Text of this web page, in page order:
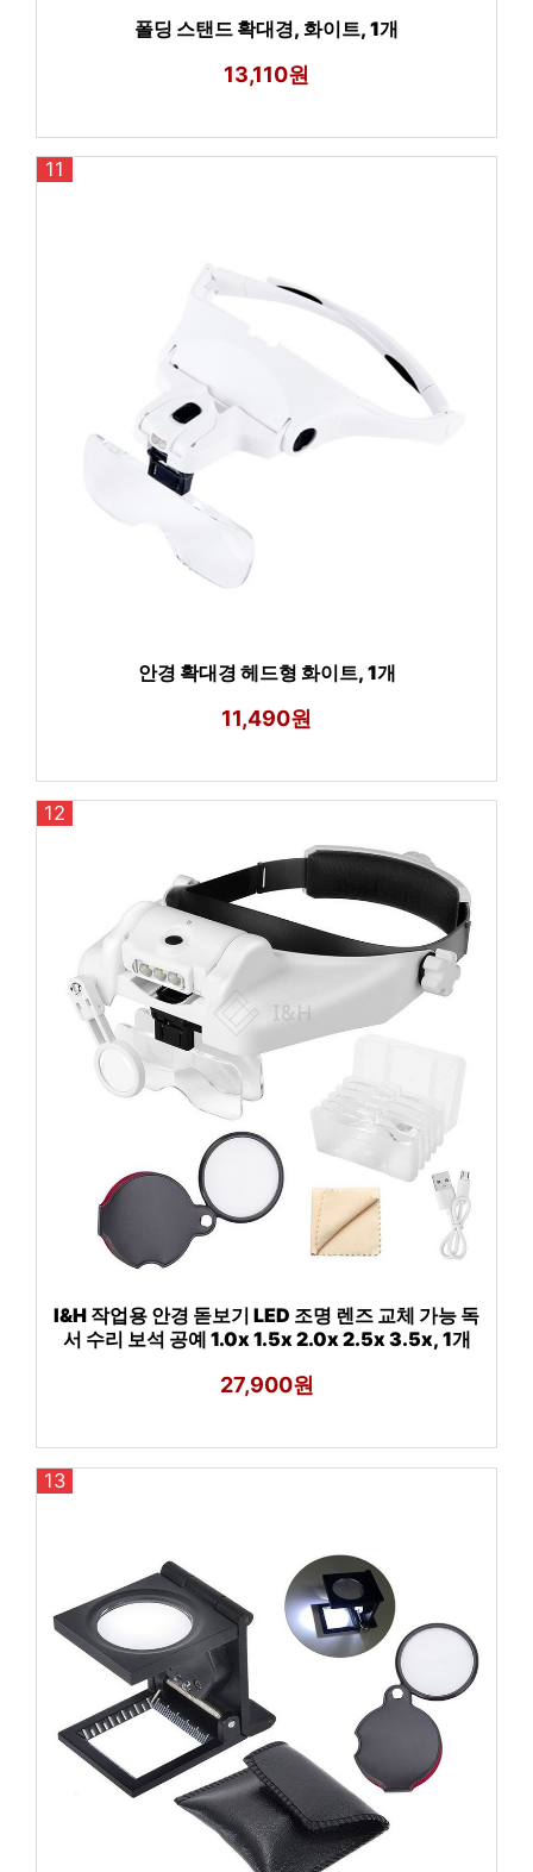
폴딩 스탠드 확대경, 화이트, 1개
13,110원
11
안경 확대경 헤드형 화이트, 1개
11,490원
12
I&H 작업용 안경 돋보기 LED 조명 렌즈 교체 가능 독
서 수리 보석 공예 1.0x 1.5x 2.0x 2.5x 3.5x, 1개
27,900원
13